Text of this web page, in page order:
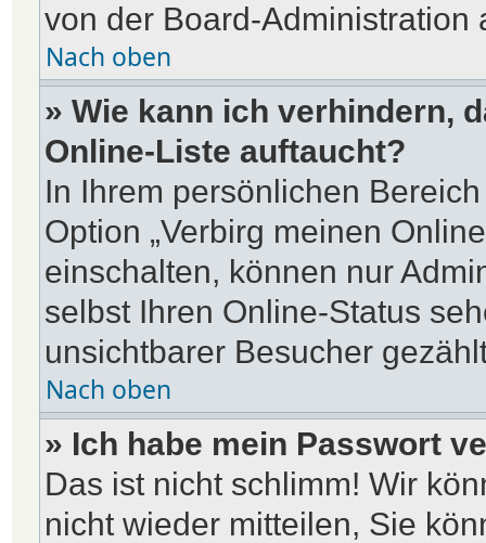
von der Board-Administration
Nach oben
» Wie kann ich verhindern,
Online-Liste auftaucht?
In Ihrem persönlichen
Option „Verbirg meinen
einschalten, können nur
selbst Ihren Online-Status
unsichtbarer Besucher
Nach oben
» Ich habe mein Passwort
Das ist nicht schlimm! Wir
nicht wieder mitteilen, Sie